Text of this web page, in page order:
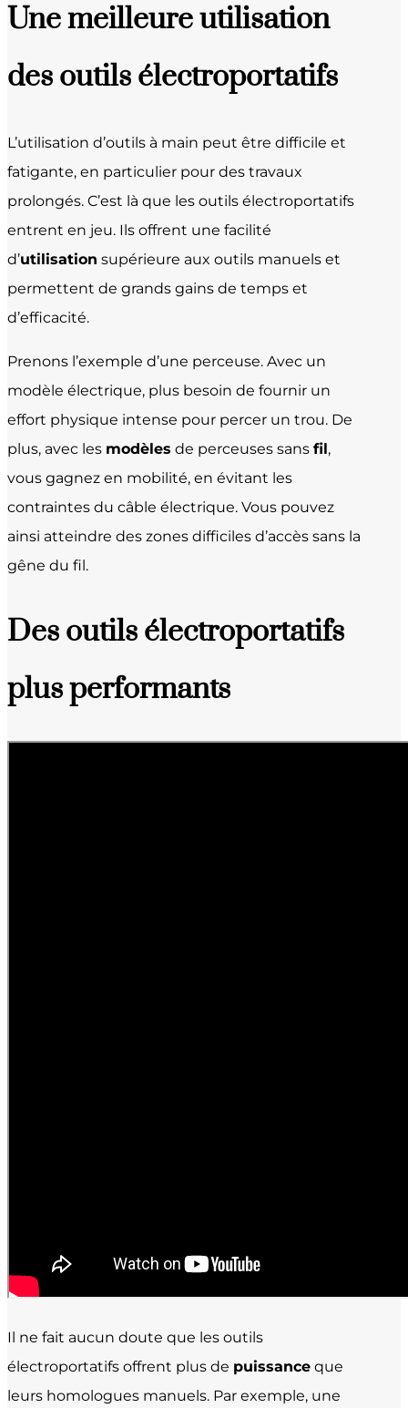
Une meilleure utilisation
des outils électroportatifs
L’utilisation d’outils à main peut être difficile et
fatigante, en particulier pour des travaux
prolongés. C’est là que les outils électroportatifs
entrent en jeu. Ils offrent une facilité
d’utilisation supérieure aux outils manuels et
permettent de grands gains de temps et
d’efficacité.
Prenons l’exemple d’une perceuse. Avec un
modèle électrique, plus besoin de fournir un
effort physique intense pour percer un trou. De
plus, avec les modèles de perceuses sans fil,
vous gagnez en mobilité, en évitant les
contraintes du câble électrique. Vous pouvez
ainsi atteindre des zones difficiles d’accès sans la
gêne du fil.
Des outils électroportatifs
plus performants
Il ne fait aucun doute que les outils
électroportatifs offrent plus de puissance que
leurs homologues manuels. Par exemple, une